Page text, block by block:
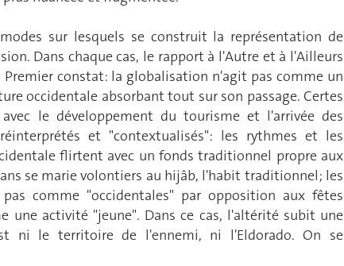
sur lesquels se construit la représentation de
Dans chaque cas, le rapport à l'Autre et à l'Ailleurs
constat: la globalisation n'agit pas comme un
occidentale absorbant tout sur son passage. Certes
le développement du tourisme et l'arrivée des
et "contextualisés": les rythmes et les
flirtent avec un fonds traditionnel propre aux
se marie volontiers au hijâb, l'habit traditionnel; les
comme "occidentales" par opposition aux fêtes
une activité "jeune". Dans ce cas, l'altérité subit une
ni le territoire de l'ennemi, ni l'Eldorado. On se